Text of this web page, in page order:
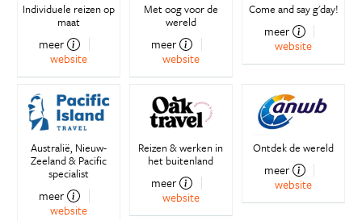
Individuele reizen op
maat
meer
website
Met oog voor de
wereld
meer
website
Come and say g'day!
meer
website
Australië, Nieuw-
Zeeland & Pacific
specialist
meer
website
Reizen & werken in
het buitenland
meer
website
Ontdek de wereld
meer
website